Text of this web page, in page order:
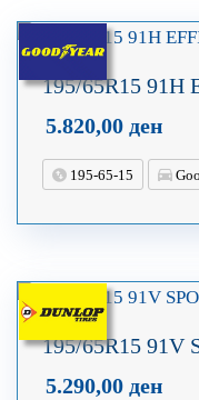
195/65R15 91H
5.820,00 ден
195-65-15
195/65R15 91V
5.290,00 ден